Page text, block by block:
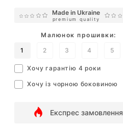
Made in Ukraine
premium quality
Малюнок прошивки:
1
2 3 4 5
Хочу гарантію 4 роки
Хочу із чорною боковиною
Експрес замовлення